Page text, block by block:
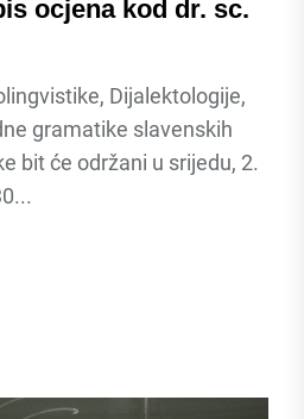
ocjena kod dr. sc.
Dijalektologije,
gramatike slavenskih
bit će održani u srijedu, 2.